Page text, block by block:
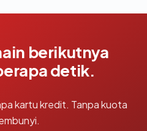
berikutnya
detik.
kartu kredit. Tanpa kuota